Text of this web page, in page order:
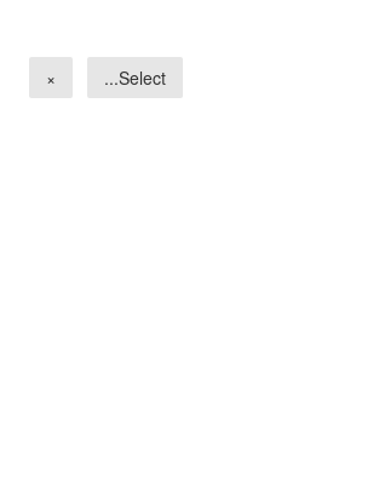
Select...
×